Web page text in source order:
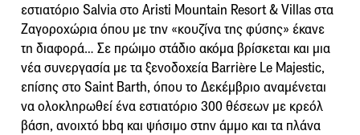
εστιατόριο Salvia στο Aristi Mountain Resort & Villas στα
Ζαγοροχώρια όπου με την «κουζίνα της φύσης» έκανε
τη διαφορά… Σε πρώιμο στάδιο ακόμα βρίσκεται και μια
νέα συνεργασία με τα ξενοδοχεία Barrière Le Majestic,
επίσης στο Saint Barth, όπου το Δεκέμβριο αναμένεται
να ολοκληρωθεί ένα εστιατόριο 300 θέσεων με κρεόλ
βάση, ανοιχτό bbq και ψήσιμο στην άμμο και τα πλάνα